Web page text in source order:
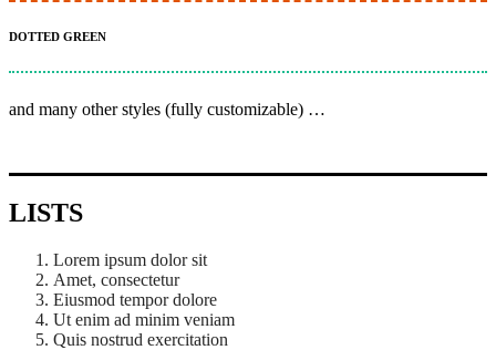
DOTTED GREEN
and many other styles (fully customizable) …
LISTS
Lorem ipsum dolor sit
Amet, consectetur
Eiusmod tempor dolore
Ut enim ad minim veniam
Quis nostrud exercitation